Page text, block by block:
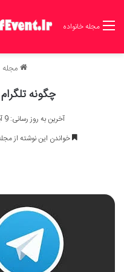
مجله خانواده
مجله
چگونه
آخرین به روز رسانی: 9 آبان 1404
خواندن این نوشته از مجله خانواده 3